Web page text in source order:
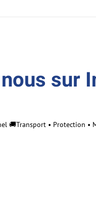
sur
🚚Transport • Protection